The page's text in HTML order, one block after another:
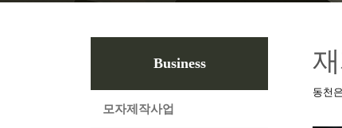
Business
모자제작사업
동천